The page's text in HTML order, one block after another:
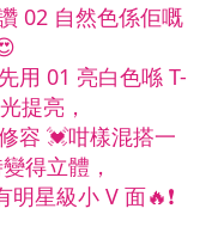
02 自然色係佢嘅
用 01 亮白色喺 T-
提亮，
容 💓咁樣混搭一
得立體，
星級小 V 面🔥❗️